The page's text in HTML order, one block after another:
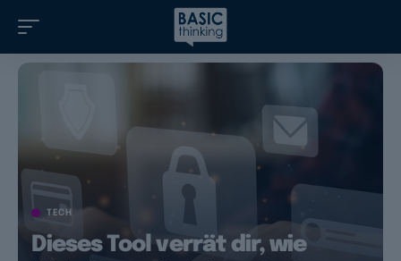
TECH
Dieses Tool verrät dir, wie